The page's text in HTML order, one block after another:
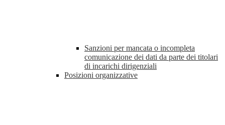
Sanzioni per mancata o incompleta
comunicazione dei dati da parte dei titolari
di incarichi dirigenziali
Posizioni organizzative